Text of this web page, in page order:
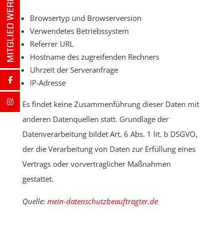
Browsertyp und Browserversion
Verwendetes Betriebssystem
Referrer URL
Hostname des zugreifenden Rechners
Uhrzeit der Serveranfrage
IP-Adresse
Es findet keine Zusammenführung dieser Daten mit
anderen Datenquellen statt. Grundlage der
Datenverarbeitung bildet Art. 6 Abs. 1 lit. b DSGVO,
der die Verarbeitung von Daten zur Erfüllung eines
Vertrags oder vorvertraglicher Maßnahmen
gestattet.
Quelle: mein-datenschutzbeauftragter.de